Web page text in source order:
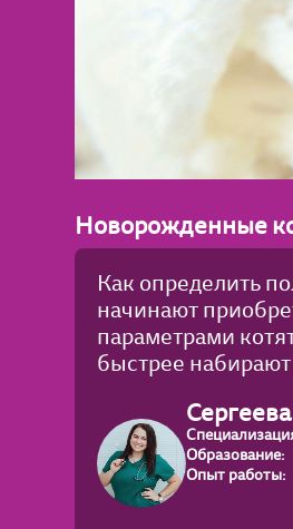
Новорожденные
Как определить
начинают
параметрами
быстрее
Образование:
Опыт работы: